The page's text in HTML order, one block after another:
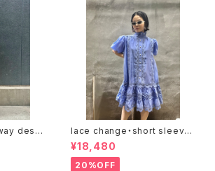
desig
ス ドレ
lace change・short sleeve
design one-piece ワンピー
ス レース 切替デザイン リボン
ベルト 前開き バルーンスリーブ
¥18,480
20%OFF